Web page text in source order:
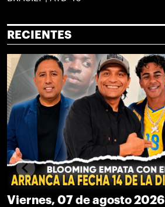
RECIENTES
Viernes, 07 de agosto 2026